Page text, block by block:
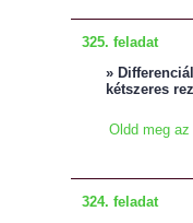
325. feladat
»
kétszeres
Oldd meg
324. feladat